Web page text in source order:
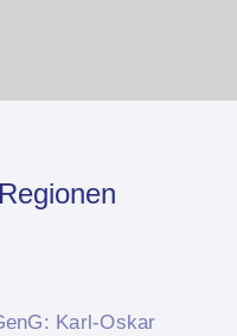
Karl-Oskar